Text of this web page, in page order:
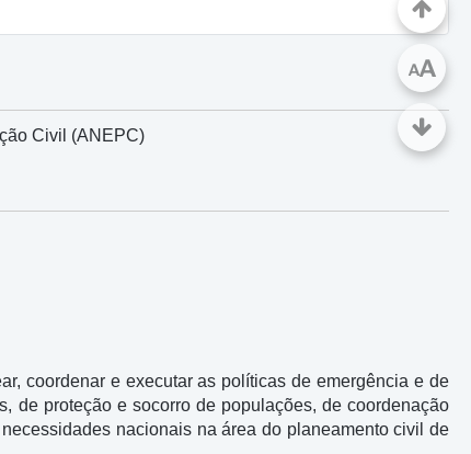
Civil (ANEPC)
coordenar e executar as políticas de emergência e de
de proteção e socorro de populações, de coordenação
nacionais na área do planeamento civil de
AA